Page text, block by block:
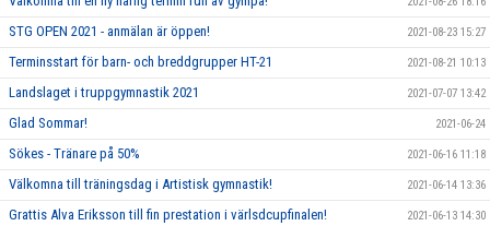
STG OPEN 2021 - anmälan är öppen! 2021-08-23 15:27
Terminsstart för barn- och breddgrupper HT-21 2021-08-21 10:13
Landslaget i truppgymnastik 2021 2021-07-07 13:42
Glad Sommar! 2021-06-24
Sökes - Tränare på 50% 2021-06-16 11:18
Välkomna till träningsdag i Artistisk gymnastik! 2021-06-14 13:36
Grattis Alva Eriksson till fin prestation i värlsdcupfinalen! 2021-06-13 14:30